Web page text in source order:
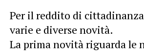
Per il reddito di
varie e diverse novità.
La prima novità riguarda le